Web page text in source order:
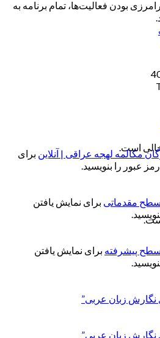
است.
بودن فعالیت‌ها، تمام برنامه به
مکالمه لهجه عراقی | آنلاین برای
عبور را بنویسید.
مقدماتی برای نمایش یافتن
پیشرفته برای نمایش یافتن
زبان عربی”
زبان عربی”